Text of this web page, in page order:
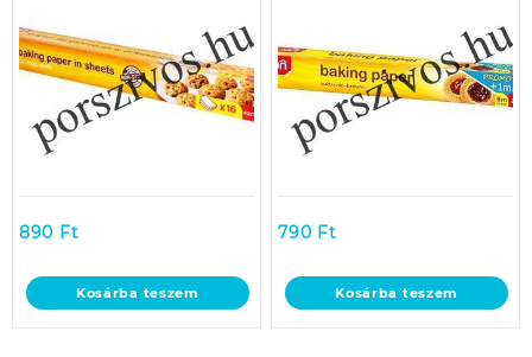
890 Ft
Kosárba teszem
790 Ft
Kosárba teszem